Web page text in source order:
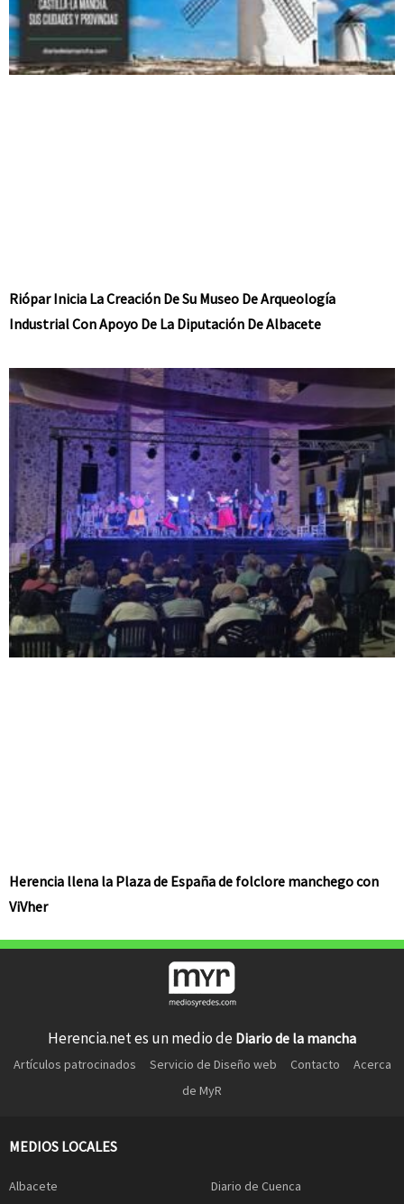
Riópar Inicia La Creación De Su Museo De Arqueología
Industrial Con Apoyo De La Diputación De Albacete
Herencia llena la Plaza de España de folclore manchego con
ViVher
Herencia.net es un medio de Diario de la mancha
Artículos patrocinados Servicio de Diseño web Contacto
Acerca
de MyR
MEDIOS LOCALES
Albacete
Diario de Cuenca